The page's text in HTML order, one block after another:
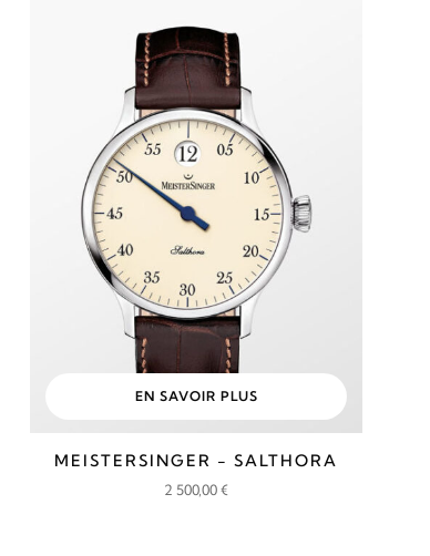
EN SAVOIR PLUS
MEISTERSINGER - SALTHORA
2 500,00€